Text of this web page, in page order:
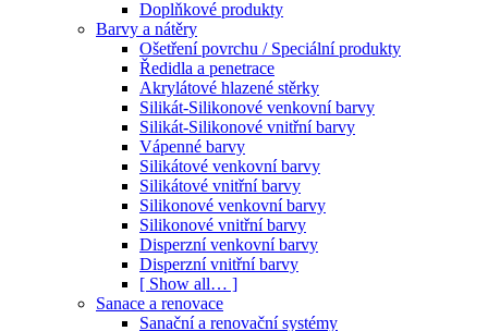
Doplňkové produkty
Barvy a nátěry
Ošetření povrchu / Speciální produkty
Ředidla a penetrace
Akrylátové hlazené stěrky
Silikát-Silikonové venkovní barvy
Silikát-Silikonové vnitřní barvy
Vápenné barvy
Silikátové venkovní barvy
Silikátové vnitřní barvy
Silikonové venkovní barvy
Silikonové vnitřní barvy
Disperzní venkovní barvy
Disperzní vnitřní barvy
[ Show all… ]
Sanace a renovace
Sanační a renovační systémy